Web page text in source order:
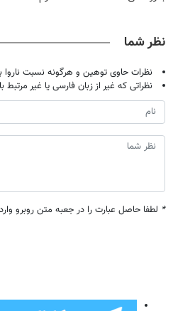
نظر شما
نظرات حاوی توهین و هرگونه نسبت
نظراتی که غیر از زبان فارسی یا غیر
* لطفا حاصل عبارت را در جعبه متن روبرو